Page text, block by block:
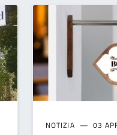
NOTIZIA 03